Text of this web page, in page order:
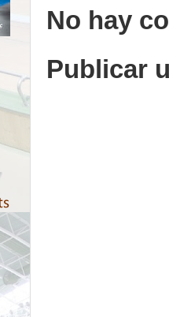
No hay
Publicar